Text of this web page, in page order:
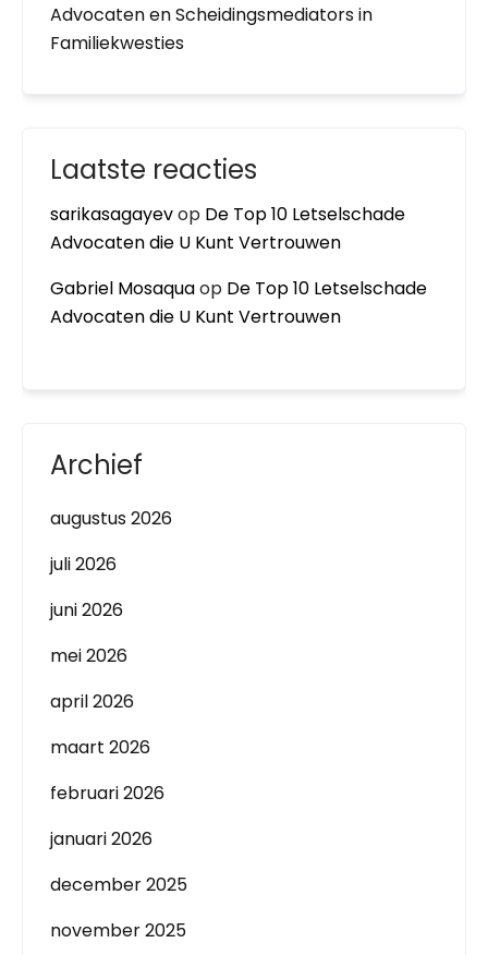
Advocaten en Scheidingsmediators in
Familiekwesties
Laatste reacties
sarikasagayevop De Top 10 Letselschade
Advocaten die U Kunt Vertrouwen
Gabriel Mosaquaop De Top 10 Letselschade
Advocaten die U Kunt Vertrouwen
Archief
augustus 2026
juli 2026
juni 2026
mei 2026
april 2026
maart 2026
februari 2026
januari 2026
december 2025
november 2025